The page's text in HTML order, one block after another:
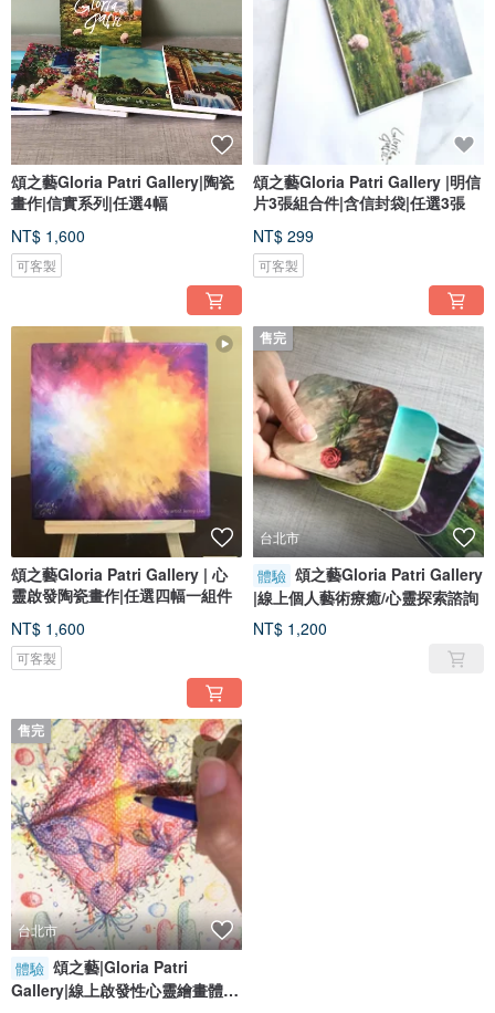
因著這份觸動，女孩繼續往前走，尋找那份珍寶。
女孩這樣走著走著...... 她從未輕易放棄找尋那珍寶，因為她明白，這是上帝為她
預備最珍貴的禮物。沒錯，那女孩就是: 頌之藝 (廖文君Jenny)。
多年前，我回到家，感受到飄盪的生命，摸不著也找不到生活的理由和目的。卻
在2014年，祂進入我的生命，原來看似黯淡無彩的生活從此不再一樣。我記得祂
引領著我的心，牽著我的手，帶我走進充滿色彩的世界，教我用一把畫刀，刻劃
出「生命」這幅畫作。創作時的我全然被祂的愛所包圍，以至於這份愛深深烙印
在我的心。
忙穿越國貿大樓旁的莊敬路，頃刻間，我發覺路旁的一排綠色樹木上，每片葉子
都非常立體的跳出來，鮮豔亮麗的在我眼前晃動。當下的我著實不敢相信自己所
見。直到中午，我還想確認這景象是否依舊存在。於是我回到那條路上，仔細觀
看所有的樹木花草。不可思議地，我再度經歷這景像。自此以後，每每我望見花
草樹木，它們都以豐沛的色彩呈現在我眼前。我眼中的世界不再是一成不變、枯
燥乏味，而是充滿亮麗的顏色，五彩斑斕環繞著我，深深吸引我的心。
慢慢的，我開始經歷心情上的轉變。有一天，祂告訴我，「勇敢的踏出去! 在色彩
的世界裡，妳會找到妳自己」。我深深地被祂放在我心中的畫面所吸引，那是一
幅對未來的憧憬。終於，我憑著信心及勇氣跨出去。對我來說，這是何等的不容
易! 跨入一個全新的領域，面對未知的挑戰與艱難，只因祂對我的愛與信實，我跟
隨。祂引領我度過層層的關卡，好似女孩的珍寶，愈琢磨愈閃耀。我真的回家了!
找回真實的自己。這才是我新生命的開始! 我走入那充滿光彩的玻璃珠裡，終於明
白了工匠的心意。
直到走完旅程，我才會知道最終的人生畫面是什麼。但當我完成這幅畫作時，我
知道我的生命不再一樣。因著祂，我的生命將充滿驚奇。而直到如今，我仍持續
經歷上帝奇妙的恩典與醫治的大能。原來，祂是如此真實的與我同行。
親愛的朋友，「生命」是頌之藝Jenny的第一幅啟示性油畫創作。每當我看見它
時，便有股極大的力量鼓舞我繼續向前邁進。因為我深知那美好的應許在前方等
著我。朋友，無論你正經歷什麼樣的事，在高山或在低谷，只要願意用心感受身
旁的一切，從天而來的那股力量，就會成為你繼續往前走的動力! 你不會只停留在
現在的處境，因為生命是充滿驚奇與喜悅的! 用心去經歷他，活出獨特的你!
這品牌 (頌之藝Gloria Patri Gallery) 包羅萬象，有各式各樣從天堂掉下來的東
西，它的中心點環繞著永恆，就是回到上帝的愛與盼望。期盼帶領每一個人回到
上帝的懐裡，找回他們心目中的珍寶。就是那個獨特的自己。
讓這個跳舞女孩的故事 (頌之藝) 帶領你們進入你們自己獨特的故事:
把手給我，讓我帶你飛
走 我們一起去旅行
踏出去 勇敢去愛
尋回獨特的自己
*欲收藏Jenny畫作(原創畫作或數位版畫), 或代客畫(專有客製色彩) 請至官網: 頌
之藝 (Gloria Patri Gallery) / www.gloriapatri.asia洽詢。
-讓稱頌的藝術[頌之藝]喚醒你獨特的故事-
Gloria Patri Gallery
*用心感受你是獨特的
頌之藝Gloria Patri Gallery|陶瓷
畫作|信實系列|任選4幅
NT$ 1,600
可客製
頌之藝Gloria Patri Gallery |明信
片3張組合件|含信封袋|任選3張
NT$ 299
可客製
頌之藝Gloria Patri Gallery | 心
靈啟發陶瓷畫作|任選四幅一組件
NT$ 1,600
可客製
售完
台北市
體驗 頌之藝Gloria Patri Gallery
|線上個人藝術療癒/心靈探索諮詢
NT$ 1,200
售完
台北市
體驗 頌之藝|Gloria Patri
Gallery|線上啟發性心靈繪畫體驗